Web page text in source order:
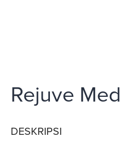
Rejuve
DESKRIPSI